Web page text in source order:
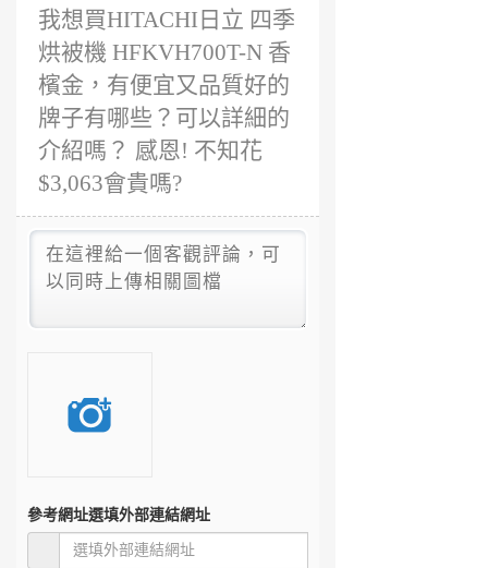
我想買HITACHI日立 四季
烘被機 HFKVH700T-N 香
檳金，有便宜又品質好的
牌子有哪些？可以詳細的
介紹嗎？ 感恩! 不知花
$3,063會貴嗎?
參考網址選填外部連結網址